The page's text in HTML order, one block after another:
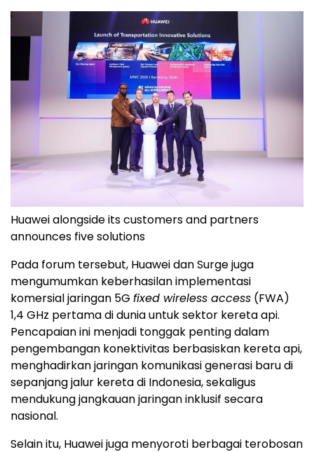
Huawei alongside its customers and partners
announces five solutions
Pada forum tersebut, Huawei dan Surge juga
mengumumkan keberhasilan implementasi
komersial jaringan 5G fixed wireless access (FWA)
1,4 GHz pertama di dunia untuk sektor kereta api.
Pencapaian ini menjadi tonggak penting dalam
pengembangan konektivitas berbasiskan kereta api,
menghadirkan jaringan komunikasi generasi baru di
sepanjang jalur kereta di Indonesia, sekaligus
mendukung jangkauan jaringan inklusif secara
nasional.
Selain itu, Huawei juga menyoroti berbagai terobosan